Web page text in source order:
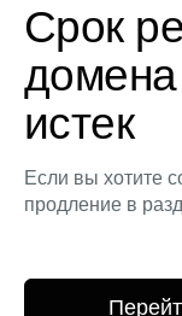
Срок
истек
Если вы хотите
продление в